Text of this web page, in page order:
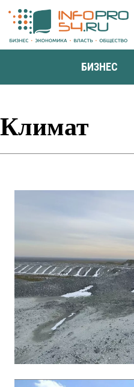
БИЗНЕС
Климат